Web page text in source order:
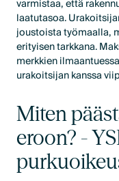
varmistaa, että
laatutasoa.
joustoista työmaalla,
erityisen tarkkana.
merkkien
urakoitsijan kanssa
Miten
eroon? -